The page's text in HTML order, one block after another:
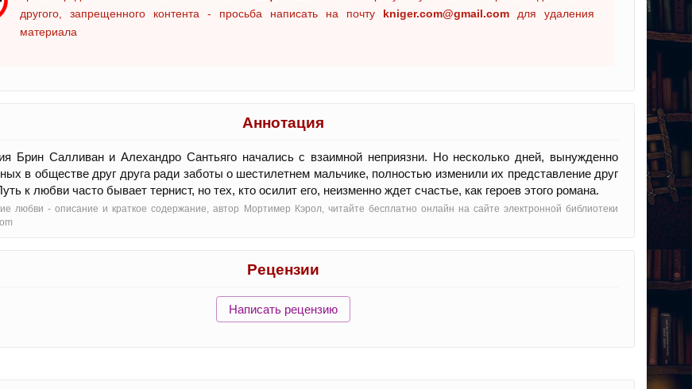
другого, запрещенного контента - просьба написать на почту kniger.com@gmail.com для удаления
материала
Аннотация
Брин Салливан и Алехандро Сантьяго начались с взаимной неприязни. Но несколько дней, вынужденно
в обществе друг друга ради заботы о шестилетнем мальчике, полностью изменили их представление друг
к любви часто бывает тернист, но тех, кто осилит его, неизменно ждет счастье, как героев этого романа.
любви - oписание и краткое содержание, автор Мортимер Кэрол, читайте бесплатно онлайн на сайте электронной библиотеки
Рецензии
Написать рецензию